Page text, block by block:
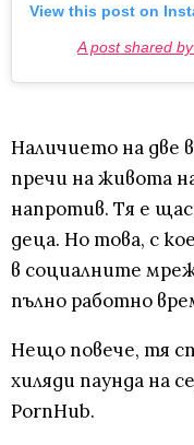
View this post on
A post shared
Наличието на две
пречи на живота
напротив. Тя е
деца. Но това, с
в социалните
пълно работно
Нещо повече, тя
хиляди паунда на
PornHub.